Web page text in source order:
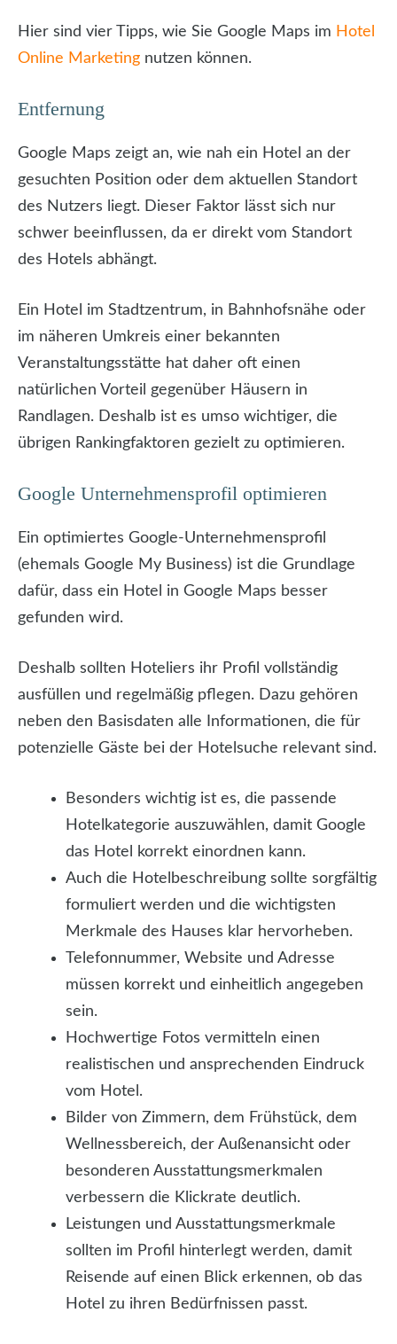
Hier sind vier Tipps, wie Sie Google Maps im Hotel
Online Marketing nutzen können.
Entfernung
Google Maps zeigt an, wie nah ein Hotel an der
gesuchten Position oder dem aktuellen Standort
des Nutzers liegt. Dieser Faktor lässt sich nur
schwer beeinflussen, da er direkt vom Standort
des Hotels abhängt.
Ein Hotel im Stadtzentrum, in Bahnhofsnähe oder
im näheren Umkreis einer bekannten
Veranstaltungsstätte hat daher oft einen
natürlichen Vorteil gegenüber Häusern in
Randlagen. Deshalb ist es umso wichtiger, die
übrigen Rankingfaktoren gezielt zu optimieren.
Google Unternehmensprofil optimieren
Ein optimiertes Google-Unternehmensprofil
(ehemals Google My Business) ist die Grundlage
dafür, dass ein Hotel in Google Maps besser
gefunden wird.
Deshalb sollten Hoteliers ihr Profil vollständig
ausfüllen und regelmäßig pflegen. Dazu gehören
neben den Basisdaten alle Informationen, die für
potenzielle Gäste bei der Hotelsuche relevant sind.
Besonders wichtig ist es, die passende
Hotelkategorie auszuwählen, damit Google
das Hotel korrekt einordnen kann.
Auch die Hotelbeschreibung sollte sorgfältig
formuliert werden und die wichtigsten
Merkmale des Hauses klar hervorheben.
Telefonnummer, Website und Adresse
müssen korrekt und einheitlich angegeben
sein.
Hochwertige Fotos vermitteln einen
realistischen und ansprechenden Eindruck
vom Hotel.
Bilder von Zimmern, dem Frühstück, dem
Wellnessbereich, der Außenansicht oder
besonderen Ausstattungsmerkmalen
verbessern die Klickrate deutlich.
Leistungen und Ausstattungsmerkmale
sollten im Profil hinterlegt werden, damit
Reisende auf einen Blick erkennen, ob das
Hotel zu ihren Bedürfnissen passt.